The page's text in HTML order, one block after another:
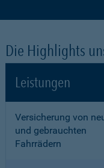
Die Highlights
Leistungen
Versicherung von
und gebrauchten
Fahrrädern